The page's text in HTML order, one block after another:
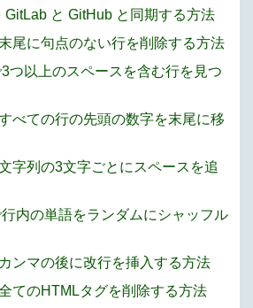
GitLab と GitHub と同期する方法
尾に句点のない行を削除する方法
つ以上のスペースを含む行を見つ
べての行の先頭の数字を末尾に移
字列の3文字ごとにスペースを追
内の単語をランダムにシャッフル
ンマの後に改行を挿入する方法
てのHTMLタグを削除する方法